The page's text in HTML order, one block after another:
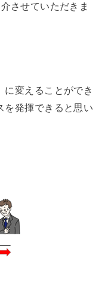
させていただきま
に変えることができ
を発揮できると思い